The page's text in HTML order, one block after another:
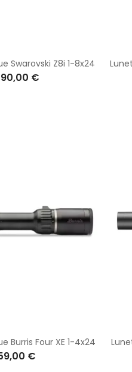
Swarovski Z8i 1-8x24
€
Burris Four XE 1-4x24
€